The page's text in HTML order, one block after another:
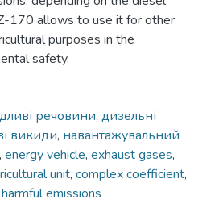
170 allows to use it for other
purposes in the
safety.
речовини, дизельні
викиди, навантажувальний
, energy vehicle, exhaust gases,
unit, complex coefficient,
harmful emissions